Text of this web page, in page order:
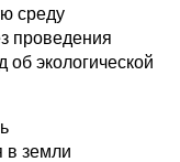
среду
проведения
экологической
в земли